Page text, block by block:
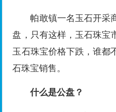
帕敢镇一名玉石开采
盘，只有这样，玉石珠宝
玉石珠宝价格下跌，谁都
石珠宝销售。
什么是公盘？